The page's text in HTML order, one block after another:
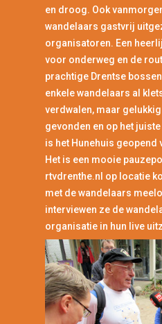
en droog. Ook
wandelaars gastvrij
organisatoren. Een
voor onderweg en de
prachtige Drentse
enkele wandelaars al
verdwalen, maar
gevonden en op het
is het Hunehuis geopend
Het is een mooie
rtvdrenthe.nl op locatie
met de wandelaars
interviewen ze de
organisatie in hun live